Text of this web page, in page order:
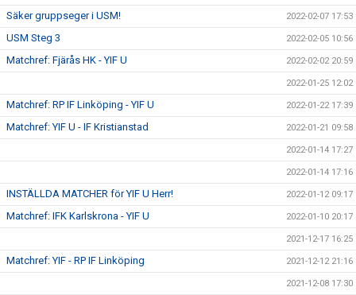
Säker gruppseger i USM! 2022-02-07 17:53
USM Steg 3 2022-02-05 10:56
Matchref: Fjärås HK - YIF U 2022-02-02 20:59
2022-01-25 12:02
Matchref: RP IF Linköping - YIF U 2022-01-22 17:39
Matchref: YIF U - IF Kristianstad 2022-01-21 09:58
2022-01-14 17:27
2022-01-14 17:16
INSTÄLLDA MATCHER för YIF U Herr! 2022-01-12 09:17
Matchref: IFK Karlskrona - YIF U 2022-01-10 20:17
2021-12-17 16:25
Matchref: YIF - RP IF Linköping 2021-12-12 21:16
2021-12-08 17:30